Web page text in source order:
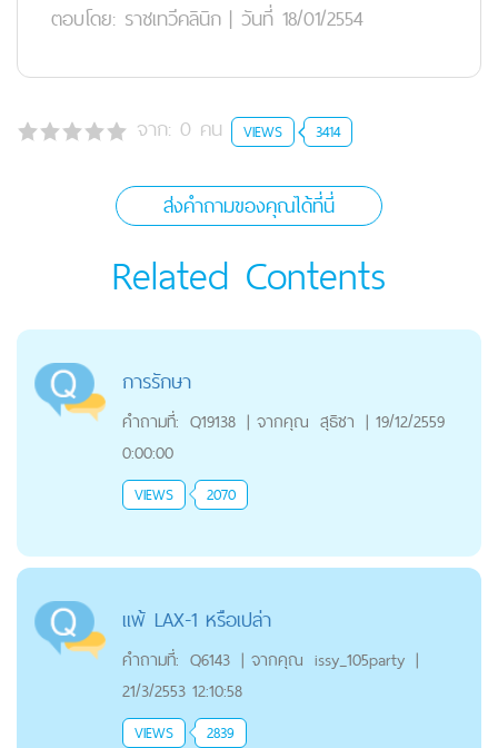
ตอบโดย: ราชเทวีคลินิก | วันที่ 18/01/2554
จาก: 0 คน VIEWS 3414
ส่งคำถามของคุณได้ที่นี่
Related Contents
การรักษา
คำถามที่: Q19138 | จากคุณ สุธิชา | 19/12/2559
0:00:00
VIEWS 2070
แพ้ LAX-1 หรือเปล่า
คำถามที่: Q6143 | จากคุณ issy_105party |
21/3/2553 12:10:58
VIEWS 2839